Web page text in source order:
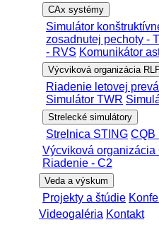
CAx systémy
Simulátor
zosadnutej pechoty -
- RVS Komunikátor
Výcviková organizácia
Riadenie letovej
Simulátor TWR
Strelecké simulátory
Strelnica STING CQB
Výcviková organizácia
Riadenie - C2
Veda a výskum
Projekty a štúdie
Videogaléria Kontakt